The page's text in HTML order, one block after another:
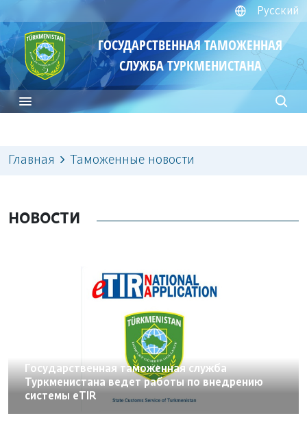
Русский
ГОСУДАРСТВЕННАЯ ТАМОЖЕННАЯ
СЛУЖБА ТУРКМЕНИСТАНА
Главная Таможенные новости
НОВОСТИ
Государственная таможенная служба
Туркменистана ведет работы по внедрению
системы eTIR